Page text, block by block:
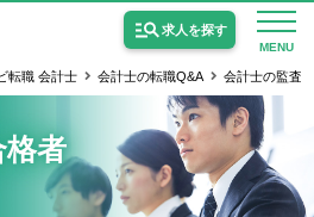
MENU
求人を探す
転職 会計士 会計士の転職Q&A 会計士の監査
格者